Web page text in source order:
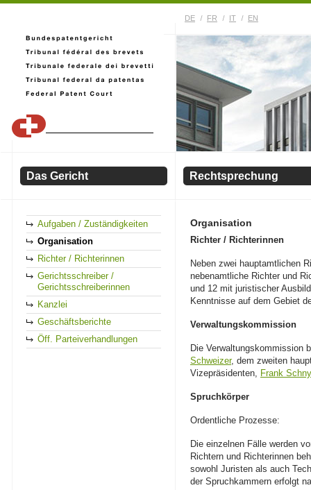
DE FR IT EN
Das Gericht Rechtsprechung
Organisation
Richter / Richterinnen
Neben zwei hauptamtlichen
nebenamtliche Richter und
und 12 mit juristischer
Kenntnisse auf dem Gebiet
Verwaltungskommission
Die Verwaltungskommission
Schweizer, dem zweiten
Vizepräsidenten, Frank
Spruchkörper
Ordentliche Prozesse:
Die einzelnen Fälle werden
Richtern und Richterinnen
sowohl Juristen als auch
der Spruchkammern erfolgt
Aufgaben / Zuständigkeiten
Organisation
Richter / Richterinnen
Gerichtsschreiber /
Gerichtsschreiberinnen
Kanzlei
Geschäftsberichte
Öff. Parteiverhandlungen